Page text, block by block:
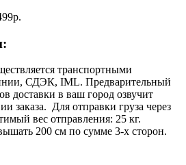
транспортными
СДЭК, IML. Предварительный
доставки в ваш город озвучит
заказа. Для отправки груза через
вес отправления: 25 кг.
200 см по сумме 3-х сторон.